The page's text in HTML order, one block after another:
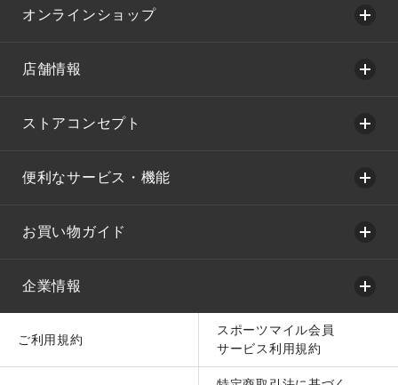
オンラインショップ
店舗情報
ストアコンセプト
便利なサービス・機能
お買い物ガイド
企業情報
ご利用規約
スポーツマイル会員
サービス利用規約